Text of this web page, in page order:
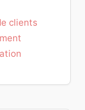
clients